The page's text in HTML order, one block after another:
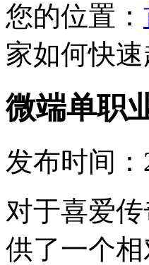
您的位置：
家如何快速
微端单职
发布时间
对于喜爱
供了一个